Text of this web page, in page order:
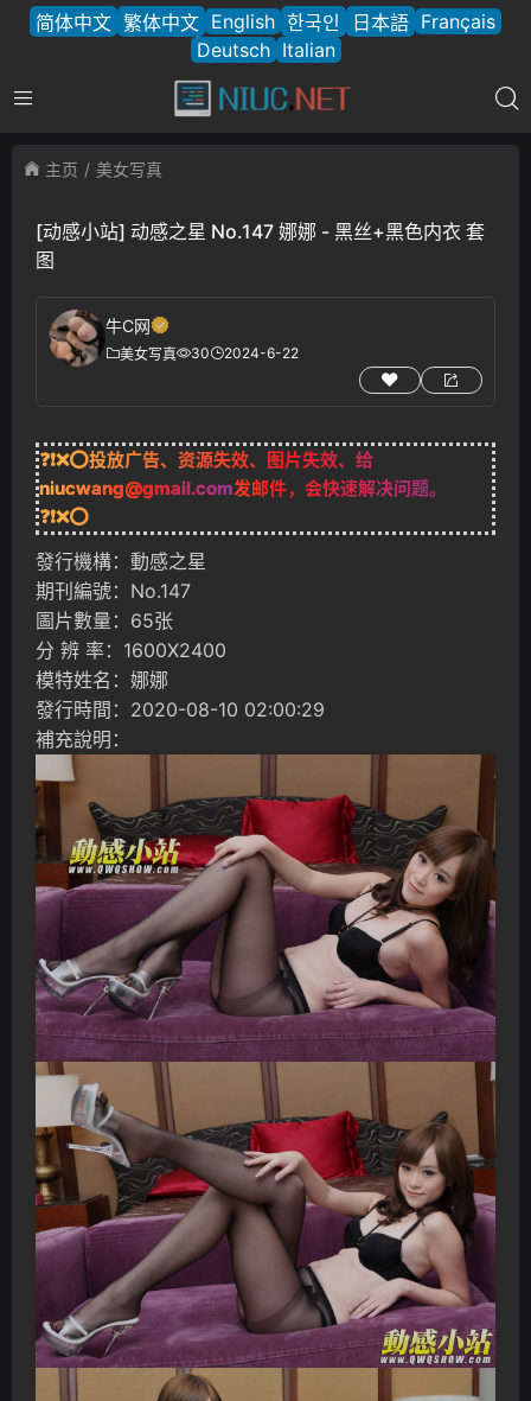
简体中文 繁体中文 English 한국인 日本語 Français
Deutsch Italian
主页 美女写真
[动感小站] 动感之星 No.147 娜娜 - 黑丝+黑色内衣 套
图
牛C网
美女写真 30 2024-6-22
❓❗❌⭕投放广告、资源失效、图片失效、给
niucwang@gmail.com发邮件，会快速解决问题。
❓❗❌⭕
發行機構：動感之星
期刊編號：No.147
圖片數量：65张
分 辨 率：1600X2400
模特姓名：娜娜
發行時間：2020-08-10 02:00:29
補充說明：